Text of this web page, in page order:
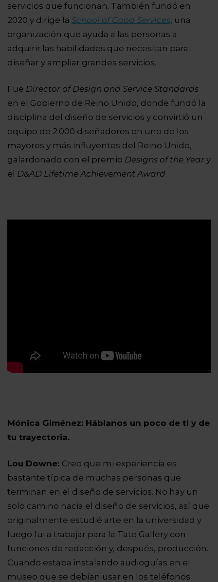
servicios que funcionan. También fundó en
2020 y dirige la School of Good Services, una
organización que ayuda a las personas a
adquirir las habilidades que necesitan para
diseñar y ampliar grandes servicios.
Fue Director of Design and Service Standards
en el Gobierno de Reino Unido, donde fundó la
disciplina del diseño de servicios y convirtió un
equipo de 2.000 diseñadores en uno de los
mayores y más influyentes del Reino Unido,
galardonado con el premio Designs of the Year y
el D&AD Lifetime Achievement Award.
Mónica Giménez: Háblanos un poco de ti y de
tu trayectoria.
Lou Downe: Creo que mi experiencia es
bastante típica de muchas personas que
terminan en el diseño de servicios. No hay un
solo camino hacia el diseño de servicios, así que
originalmente estudié arte en la universidad y
luego fui a trabajar para la Tate Gallery con
funciones de redacción y, después, producción.
Cuando estaba instalando audioguías en el
museo que se debían usar en los teléfonos